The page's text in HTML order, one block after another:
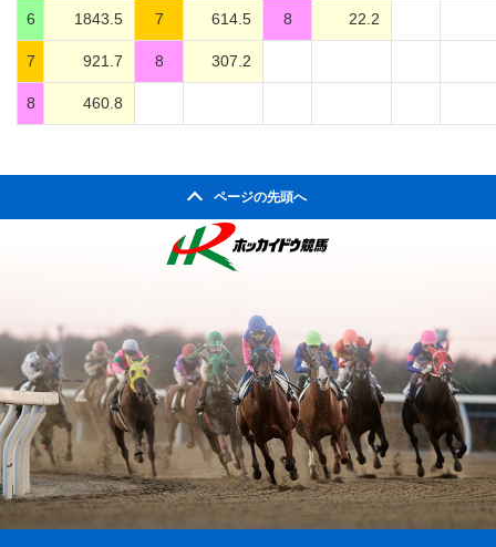
6 1843.5 7 614.5 8 22.2
7 921.7 8 307.2
8 460.8
ページの先頭へ